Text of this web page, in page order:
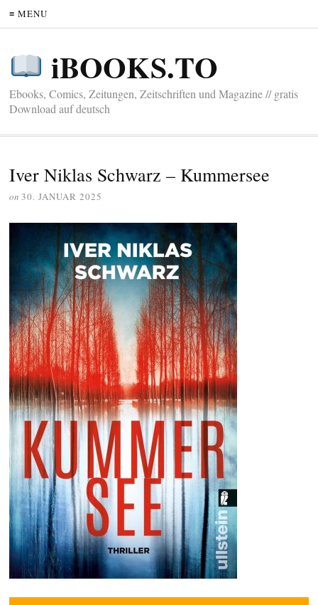
≡ MENU
iBOOKS.TO
Ebooks, Comics, Zeitungen, Zeitschriften und Magazine // gratis
Download auf deutsch
Iver Niklas Schwarz – Kummersee
on 30. JANUAR 2025